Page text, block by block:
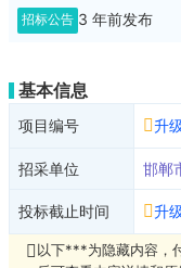
招标公告 3 年前发布
基本信息
项目编号 升
招采单位 邯郸
投标截止时间 升
以下***为隐藏内容，